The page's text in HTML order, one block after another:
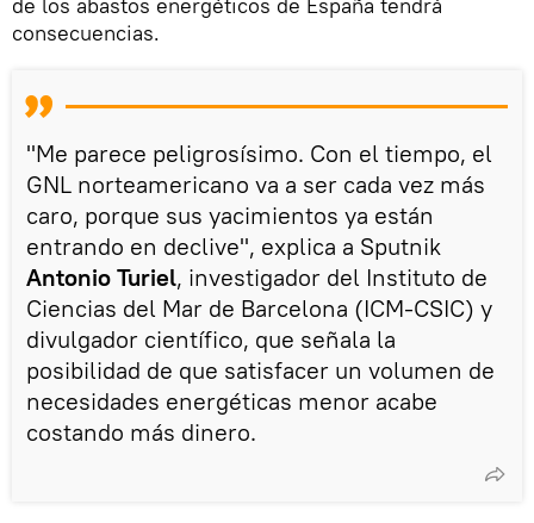
consecuencias.
"Me parece peligrosísimo. Con el tiempo, el
GNL norteamericano va a ser cada vez más
caro, porque sus yacimientos ya están
entrando en declive", explica a Sputnik
Antonio Turiel, investigador del Instituto de
Ciencias del Mar de Barcelona (ICM-CSIC) y
divulgador científico, que señala la
posibilidad de que satisfacer un volumen de
necesidades energéticas menor acabe
costando más dinero.